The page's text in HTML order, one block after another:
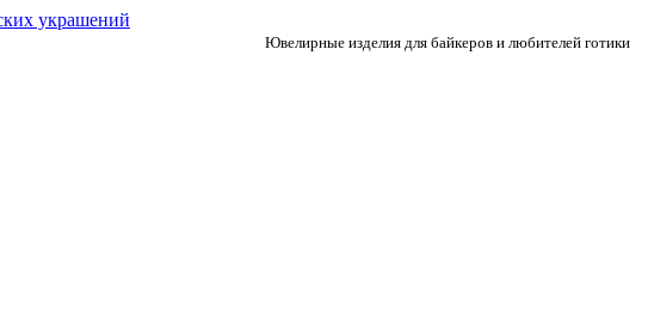
Ювелирные изделия для байкеров и любителей готики